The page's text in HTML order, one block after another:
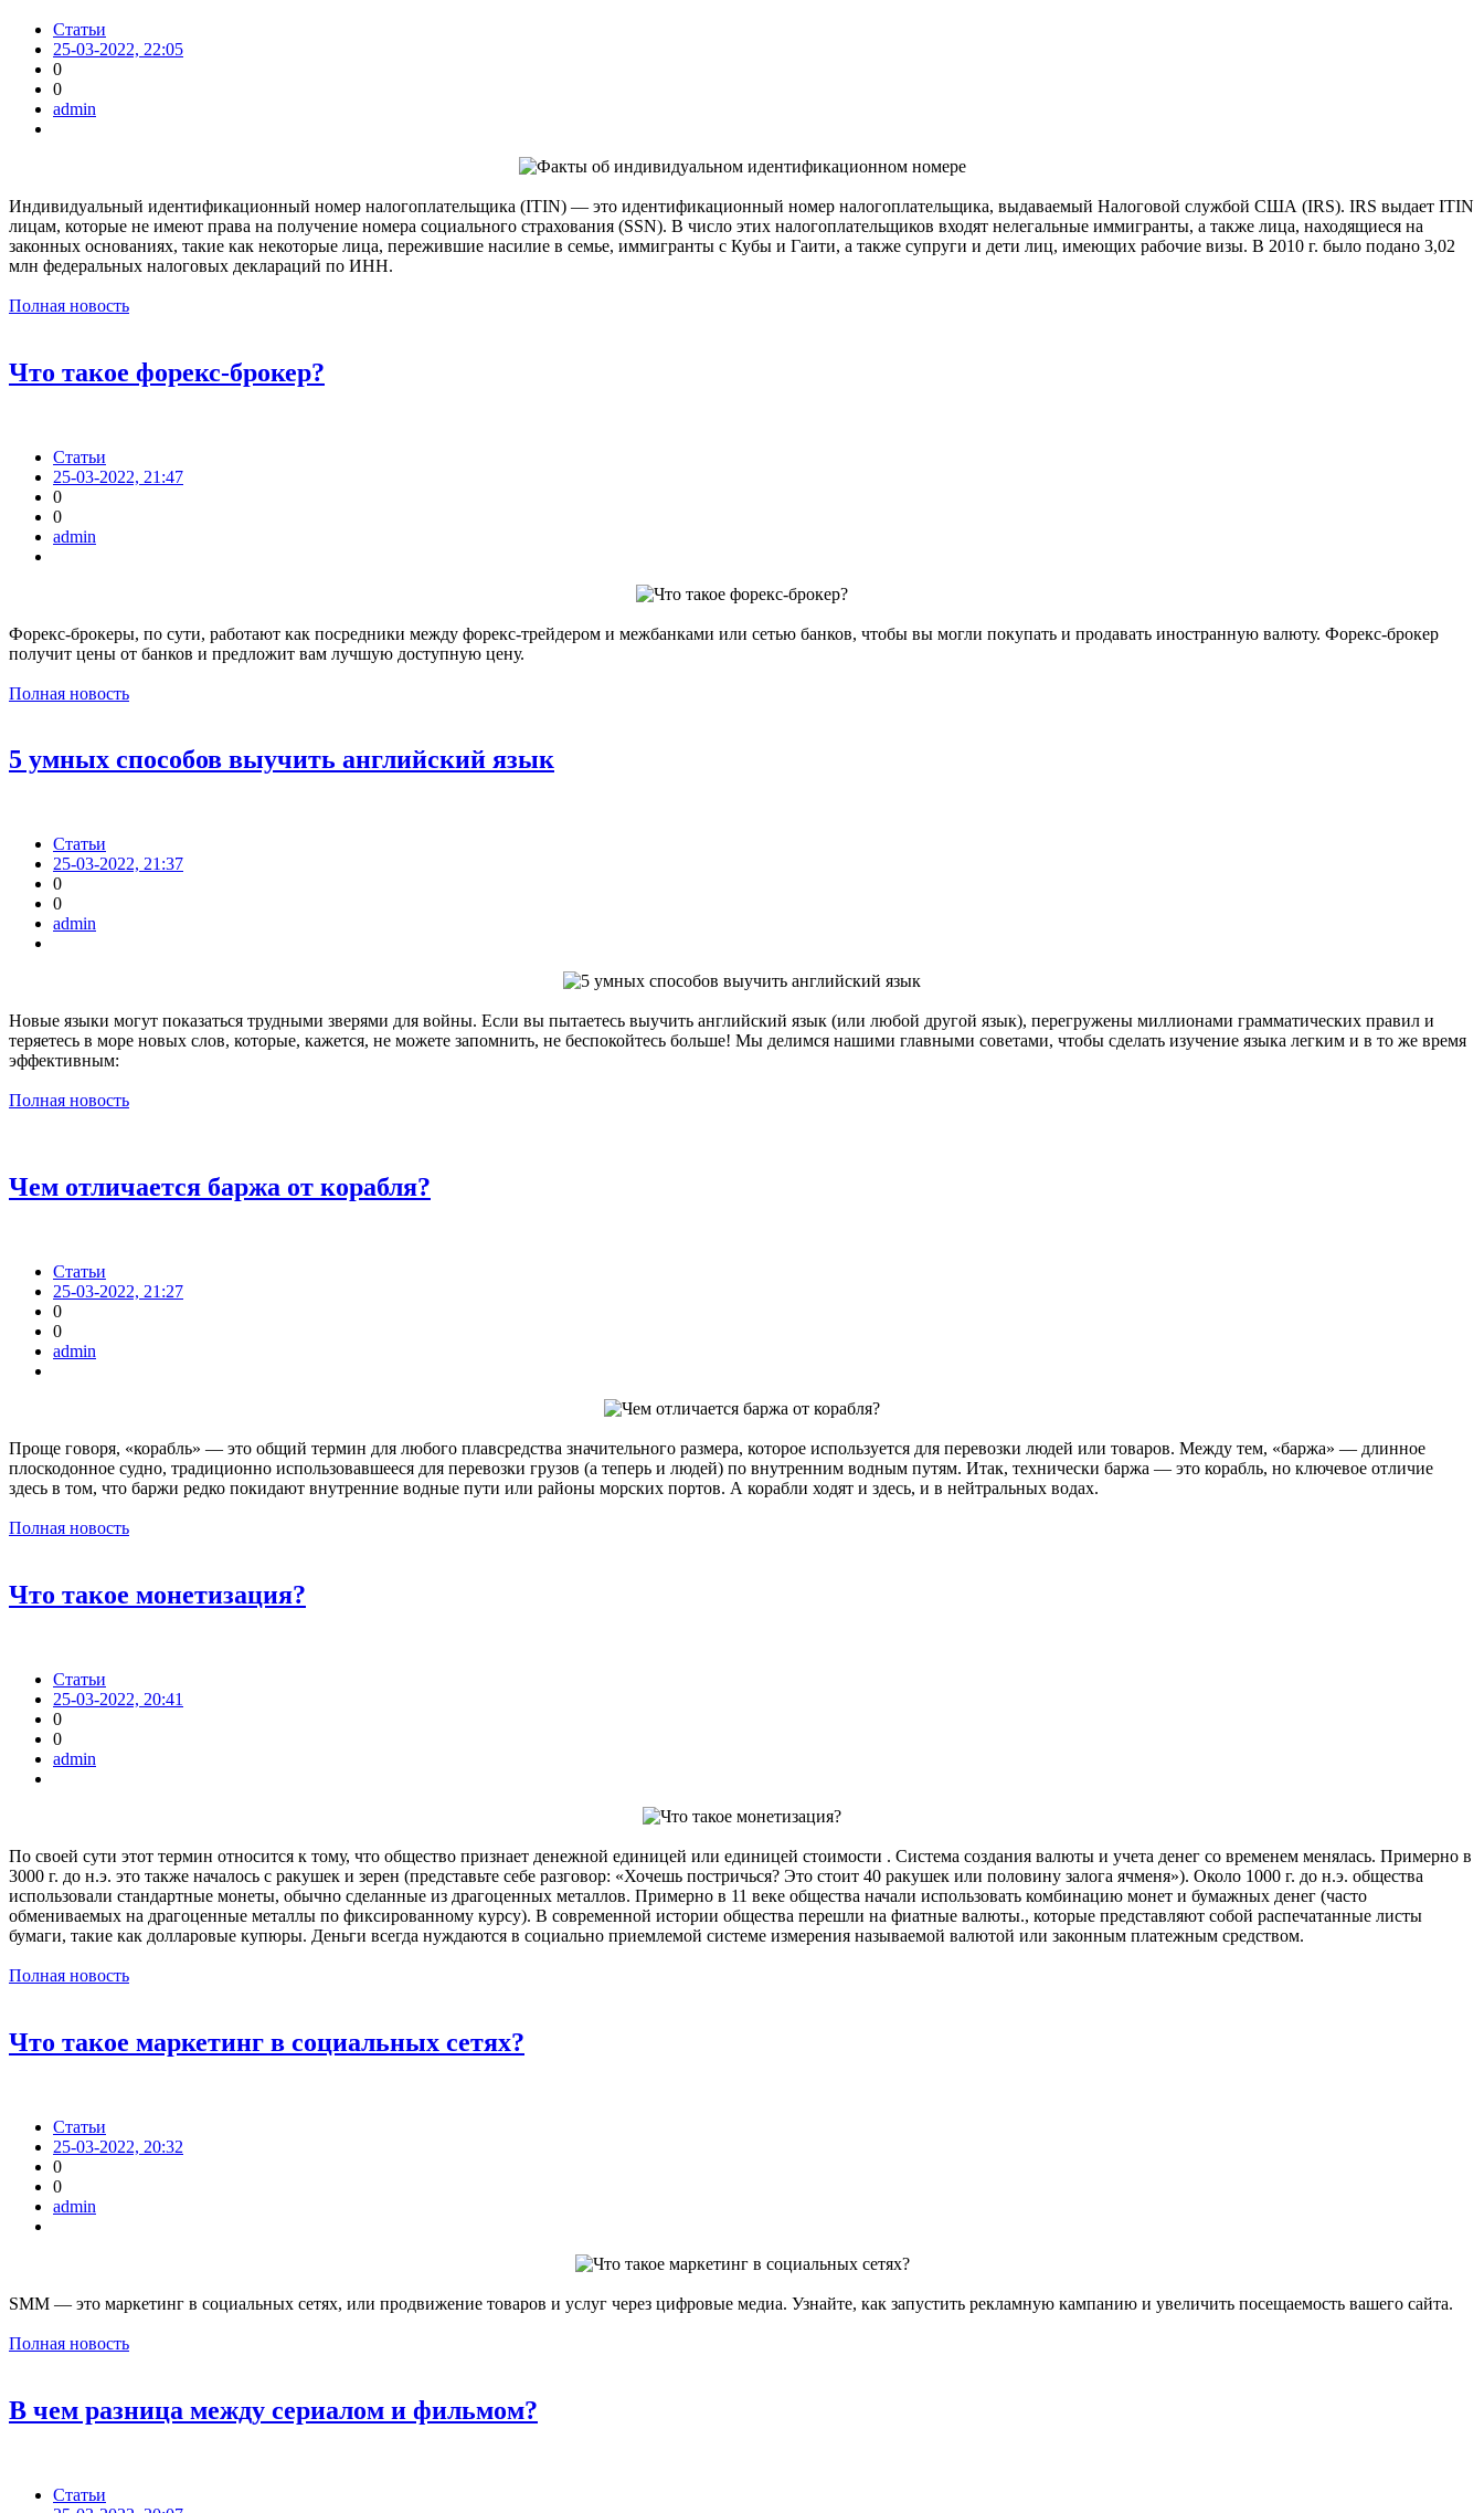
Статьи
25-03-2022, 22:05
0
0
admin
Индивидуальный идентификационный номер налогоплательщика (ITIN) — это идентификационный номер налогоплательщика, выдаваемый Налоговой службой США (IRS). IRS выдает ITIN
лицам, которые не имеют права на получение номера социального страхования (SSN). В число этих налогоплательщиков входят нелегальные иммигранты, а также лица, находящиеся на
законных основаниях, такие как некоторые лица, пережившие насилие в семье, иммигранты с Кубы и Гаити, а также супруги и дети лиц, имеющих рабочие визы. В 2010 г. было подано 3,02
млн федеральных налоговых деклараций по ИНН.
Полная новость
Что такое форекс-брокер?
Статьи
25-03-2022, 21:47
0
0
admin
Форекс-брокеры, по сути, работают как посредники между форекс-трейдером и межбанками или сетью банков, чтобы вы могли покупать и продавать иностранную валюту. Форекс-брокер
получит цены от банков и предложит вам лучшую доступную цену.
Полная новость
5 умных способов выучить английский язык
Статьи
25-03-2022, 21:37
0
0
admin
Новые языки могут показаться трудными зверями для войны. Если вы пытаетесь выучить английский язык (или любой другой язык), перегружены миллионами грамматических правил и
теряетесь в море новых слов, которые, кажется, не можете запомнить, не беспокойтесь больше! Мы делимся нашими главными советами, чтобы сделать изучение языка легким и в то же время
эффективным:
Полная новость
Чем отличается баржа от корабля?
Статьи
25-03-2022, 21:27
0
0
admin
Проще говоря, «корабль» — это общий термин для любого плавсредства значительного размера, которое используется для перевозки людей или товаров. Между тем, «баржа» — длинное
плоскодонное судно, традиционно использовавшееся для перевозки грузов (а теперь и людей) по внутренним водным путям. Итак, технически баржа — это корабль, но ключевое отличие
здесь в том, что баржи редко покидают внутренние водные пути или районы морских портов. А корабли ходят и здесь, и в нейтральных водах.
Полная новость
Что такое монетизация?
Статьи
25-03-2022, 20:41
0
0
admin
По своей сути этот термин относится к тому, что общество признает денежной единицей или единицей стоимости . Система создания валюты и учета денег со временем менялась. Примерно в
3000 г. до н.э. это также началось с ракушек и зерен (представьте себе разговор: «Хочешь постричься? Это стоит 40 ракушек или половину залога ячменя»). Около 1000 г. до н.э. общества
использовали стандартные монеты, обычно сделанные из драгоценных металлов. Примерно в 11 веке общества начали использовать комбинацию монет и бумажных денег (часто
обмениваемых на драгоценные металлы по фиксированному курсу). В современной истории общества перешли на фиатные валюты., которые представляют собой распечатанные листы
бумаги, такие как долларовые купюры. Деньги всегда нуждаются в социально приемлемой системе измерения называемой валютой или законным платежным средством.
Полная новость
Что такое маркетинг в социальных сетях?
Статьи
25-03-2022, 20:32
0
0
admin
SMM — это маркетинг в социальных сетях, или продвижение товаров и услуг через цифровые медиа. Узнайте, как запустить рекламную кампанию и увеличить посещаемость вашего сайта.
Полная новость
В чем разница между сериалом и фильмом?
Статьи